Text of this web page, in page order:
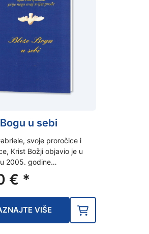
u sebi
svoje proročice i
Krist Božji objavio je u
2005. godine…
€ *
VIŠE